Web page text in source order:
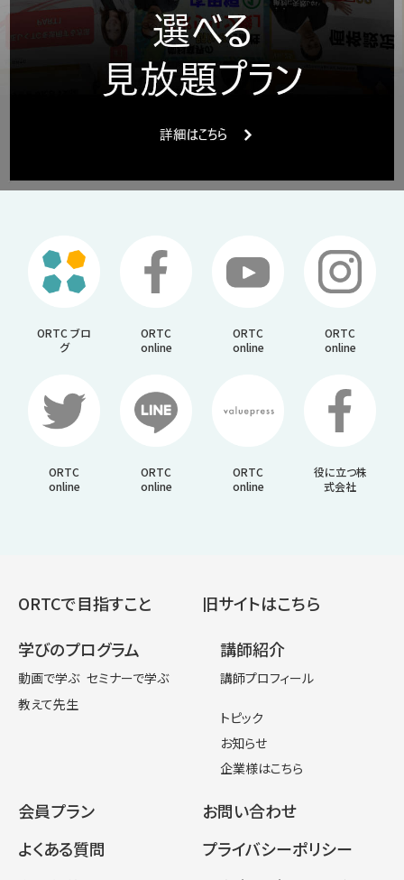
ORTC ブロ
グ
ORTC
online
ORTC
online
ORTC
online
ORTC
online
ORTC
online
ORTC
online
役に立つ株
式会社
ORTCで目指すこと
旧サイトはこちら
学びのプログラム
動画で学ぶ セミナーで学ぶ
教えて先生
講師紹介
講師プロフィール
トピック
お知らせ
企業様はこちら
会員プラン
お問い合わせ
よくある質問
プライバシーポリシー